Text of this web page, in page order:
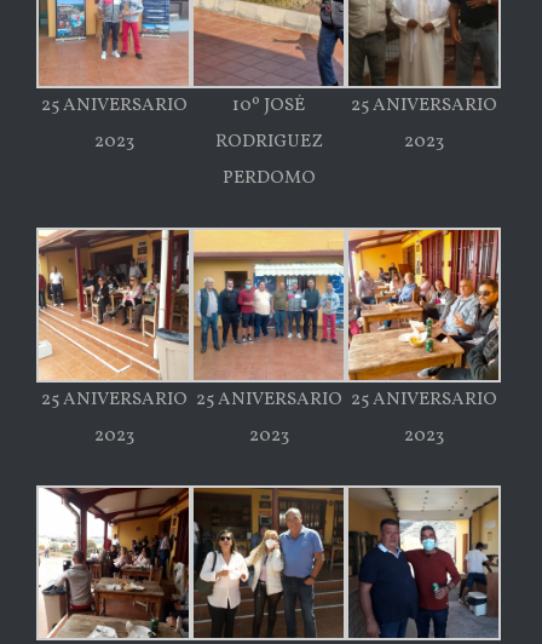
25 ANIVERSARIO
2023
10º JOSÉ
RODRIGUEZ
PERDOMO
25 ANIVERSARIO
2023
25 ANIVERSARIO
2023
25 ANIVERSARIO
2023
25 ANIVERSARIO
2023